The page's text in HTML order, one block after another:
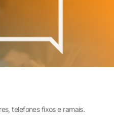
telefones fixos e ramais.